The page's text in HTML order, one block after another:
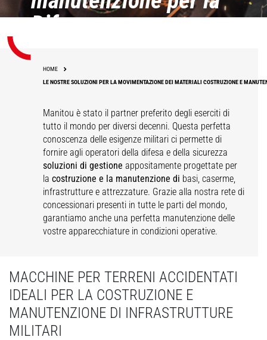
Difesa
HOME
LE NOSTRE SOLUZIONI PER LA MOVIMENTAZIONE DEI MATERIALI COSTRUZIONE E
Manitou è stato il partner preferito degli eserciti di
tutto il mondo per diversi decenni. Questa perfetta
conoscenza delle esigenze militari ci permette di
fornire agli operatori della difesa e della sicurezza
soluzioni di gestione appositamente progettate per
lacostruzione e la manutenzione di basi, caserme,
infrastrutture e attrezzature. Grazie alla nostra rete di
concessionari presenti in tutte le parti del mondo,
garantiamo anche una perfetta manutenzione delle
vostre apparecchiature in condizioni operative.
MACCHINE PER TERRENI ACCIDENTATI
IDEALI PER LA COSTRUZIONE E
MANUTENZIONE DI INFRASTRUTTURE
MILITARI